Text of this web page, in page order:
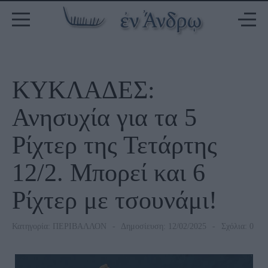
ΚΥΚΛΑΔΕΣ:
Ανησυχία για τα 5
Ρίχτερ της Τετάρτης
12/2. Μπορεί και 6
Ρίχτερ με τσουνάμι!
Κατηγορία: ΠΕΡΙΒΑΛΛΟΝ Δημοσίευση: 12/02/2025 Σχόλια: 0